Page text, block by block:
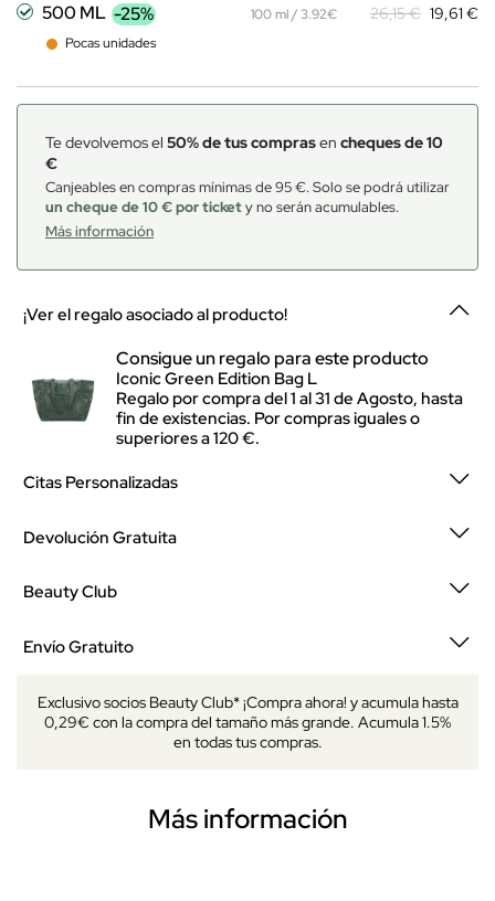
500 ML -25%
Pocas unidades
100 ml / 3.92€ 26,15 € 19,61 €
Te devolvemos el 50% de tus comprasen cheques de 10
€
Canjeables en compras mínimas de 95 €. Solo se podrá utilizar
un cheque de 10 € por tickety no serán acumulables.
Más información
¡Ver el regalo asociado al producto!
Consigue un regalo para este producto
Iconic Green Edition Bag L
Regalo por compra del 1 al 31 de Agosto, hasta
fin de existencias. Por compras iguales o
superiores a 120 €.
Citas Personalizadas
Devolución Gratuita
Beauty Club
Envío Gratuito
Exclusivo socios Beauty Club* ¡Compra ahora! y acumula hasta
0,29€ con la compra del tamaño más grande. Acumula 1.5%
en todas tus compras.
Más información